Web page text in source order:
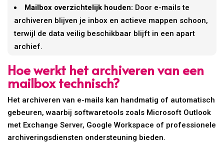
Mailbox overzichtelijk houden: Door e-mails te
archiveren blijven je inbox en actieve mappen schoon,
terwijl de data veilig beschikbaar blijft in een apart
archief.
Hoe werkt het archiveren van een
mailbox technisch?
Het archiveren van e-mails kan handmatig of automatisch
gebeuren, waarbij softwaretools zoals Microsoft Outlook
met Exchange Server, Google Workspace of professionele
archiveringsdiensten ondersteuning bieden.